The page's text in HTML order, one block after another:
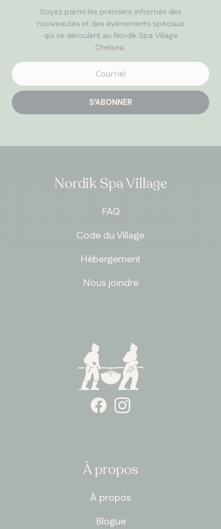
Soyez parmi les premiers informés des
nouveautés et des événements spéciaux
qui se déroulent au Nordik Spa Village
Chelsea.
S’ABONNER
Nordik Spa Village
FAQ
Code du Village
Hébergement
Nous joindre
À propos
À propos
Blogue